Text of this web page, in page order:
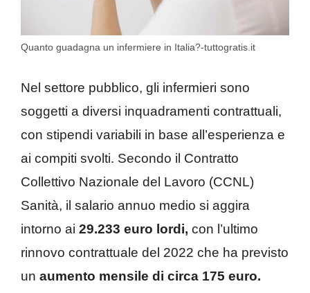
Quanto guadagna un infermiere in Italia?-tuttogratis.it
Nel settore pubblico, gli infermieri sono
soggetti a diversi inquadramenti contrattuali,
con stipendi variabili in base all’esperienza e
ai compiti svolti. Secondo il Contratto
Collettivo Nazionale del Lavoro (CCNL)
Sanità, il salario annuo medio si aggira
intorno ai 29.233 euro lordi, con l’ultimo
rinnovo contrattuale del 2022 che ha previsto
un aumento mensile di circa 175 euro.